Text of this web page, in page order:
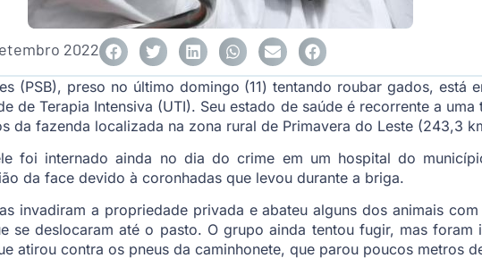
2022
(PSB), preso no último domingo (11) tentando roubar gados, está
de Terapia Intensiva (UTI). Seu estado de saúde é recorrente a
da fazenda localizada na zona rural de Primavera do Leste (243,3
foi internado ainda no dia do crime em um hospital do
da face devido à coronhadas que levou durante a briga.
invadiram a propriedade privada e abateu alguns dos animais
se deslocaram até o pasto. O grupo ainda tentou fugir, mas
atirou contra os pneus da caminhonete, que parou poucos metros